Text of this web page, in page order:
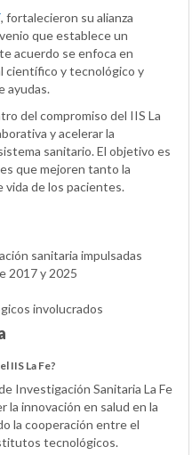
, fortalecieron su alianza
que establece un
acuerdo se enfoca en
científico y tecnológico y
ayudas.
del compromiso del IIS La
y acelerar la
sanitario. El objetivo es
que mejoren tanto la
vida de los pacientes.
sanitaria impulsadas
2017 y 2025
involucrados
IIS La Fe?
Investigación Sanitaria La Fe
la innovación en salud en la
la cooperación entre el
tecnológicos.